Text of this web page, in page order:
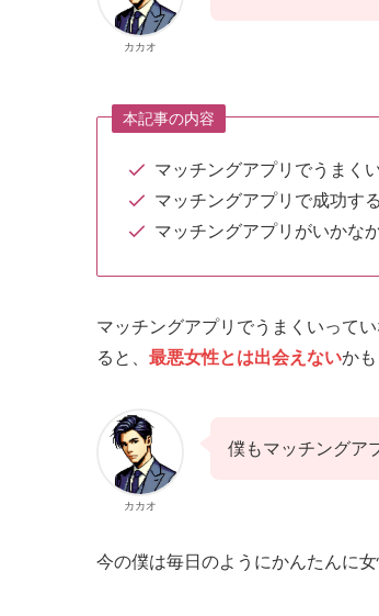
カカオ
本記事の内容
マッチングアプリでうまく
マッチングアプリで成功す
マッチングアプリがいかな
マッチングアプリでうまくいって
ると、 最悪女性とは出会えないかも
カカオ
僕もマッチングア
今の僕は毎日のようにかんたんに